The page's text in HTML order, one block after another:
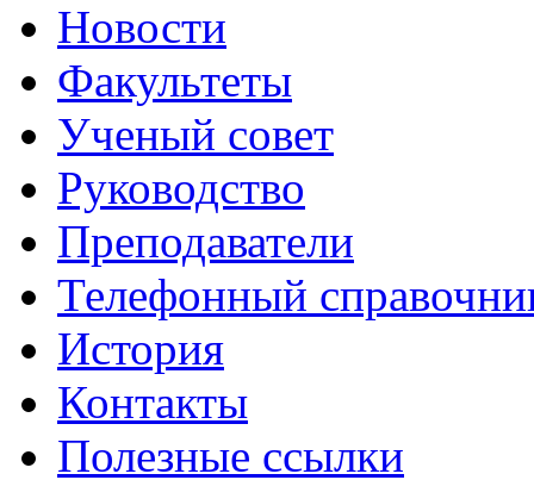
Новости
Факультеты
Ученый совет
Руководство
Преподаватели
Телефонный
История
Контакты
Полезные ссылки